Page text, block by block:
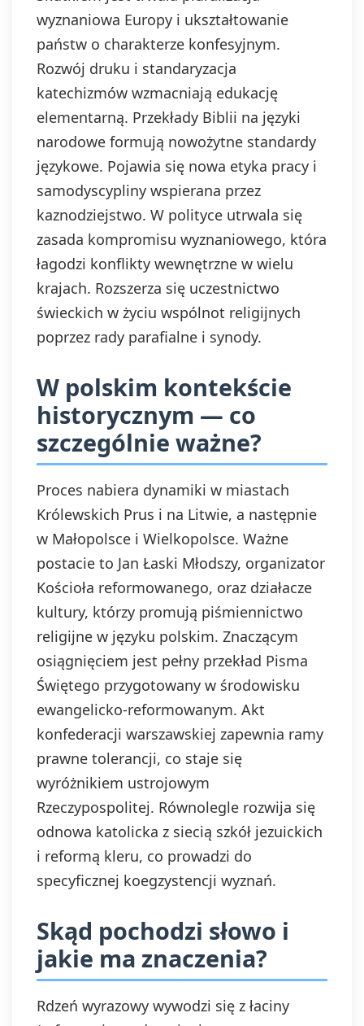
wyznaniowa Europy i ukształtowanie
państw o charakterze konfesyjnym.
Rozwój druku i standaryzacja
katechizmów wzmacniają edukację
elementarną. Przekłady Biblii na języki
narodowe formują nowożytne standardy
językowe. Pojawia się nowa etyka pracy i
samodyscypliny wspierana przez
kaznodziejstwo. W polityce utrwala się
zasada kompromisu wyznaniowego, która
łagodzi konflikty wewnętrzne w wielu
krajach. Rozszerza się uczestnictwo
świeckich w życiu wspólnot religijnych
poprzez rady parafialne i synody.
W polskim kontekście
historycznym — co
szczególnie ważne?
Proces nabiera dynamiki w miastach
Królewskich Prus i na Litwie, a następnie
w Małopolsce i Wielkopolsce. Ważne
postacie to Jan Łaski Młodszy, organizator
Kościoła reformowanego, oraz działacze
kultury, którzy promują piśmiennictwo
religijne w języku polskim. Znaczącym
osiągnięciem jest pełny przekład Pisma
Świętego przygotowany w środowisku
ewangelicko‑reformowanym. Akt
konfederacji warszawskiej zapewnia ramy
prawne tolerancji, co staje się
wyróżnikiem ustrojowym
Rzeczypospolitej. Równolegle rozwija się
odnowa katolicka z siecią szkół jezuickich
i reformą kleru, co prowadzi do
specyficznej koegzystencji wyznań.
Skąd pochodzi słowo i
jakie ma znaczenia?
Rdzeń wyrazowy wywodzi się z łaciny